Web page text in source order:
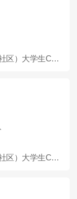
来自公告：2026广东佛山市顺德区村（社区）大学生CEO选聘100人公告
来自公告：2026广东佛山市顺德区村（社区）大学生CEO选聘100人公告